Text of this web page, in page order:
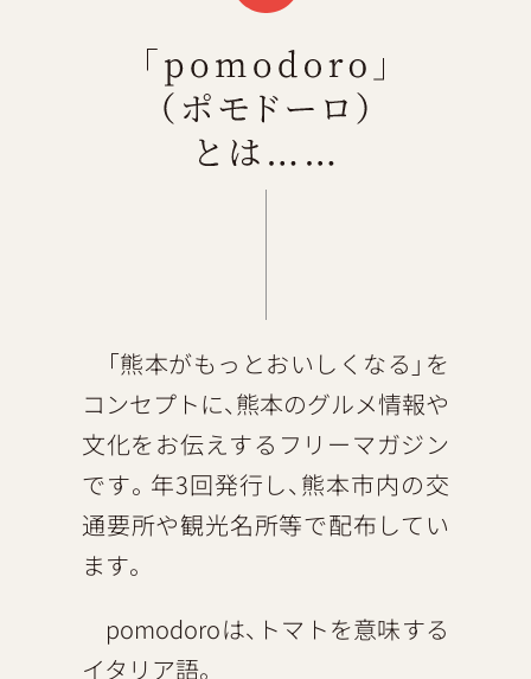
「熊本がもっとおいしくなる」を
コンセプトに、熊本のグルメ情報や
文化をお伝えするフリーマガジン
です。年3回発行し、熊本市内の交
通要所や観光名所等で配布してい
ます。
pomodoroは、トマトを意味する
イタリア語。